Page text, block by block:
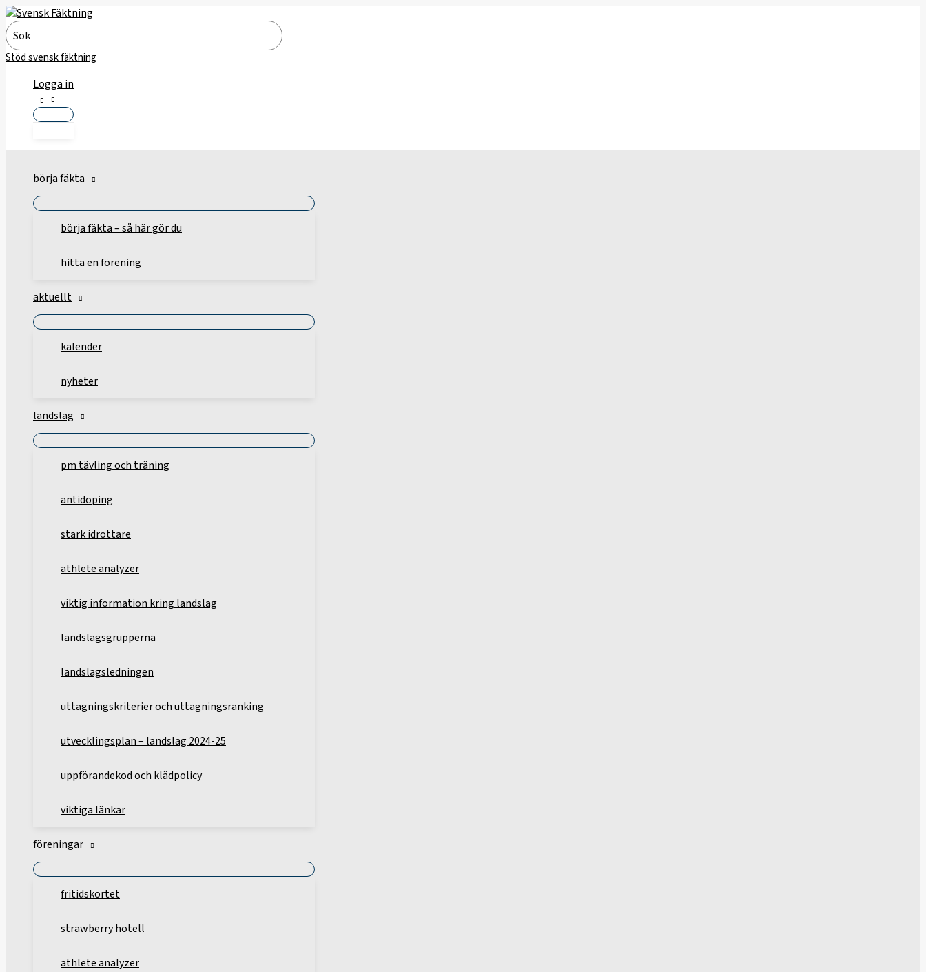
Hoppa
till
innehåll
Search
for:
Stöd svensk fäktning
Logga in
börja fäkta
börja fäkta – så här gör du
hitta en förening
aktuellt
kalender
nyheter
landslag
pm tävling och träning
antidoping
stark idrottare
athlete analyzer
viktig information kring landslag
landslagsgrupperna
landslagsledningen
uttagningskriterier och uttagningsranking
utvecklingsplan – landslag 2024-25
uppförandekod och klädpolicy
viktiga länkar
föreningar
fritidskortet
strawberry hotell
athlete analyzer